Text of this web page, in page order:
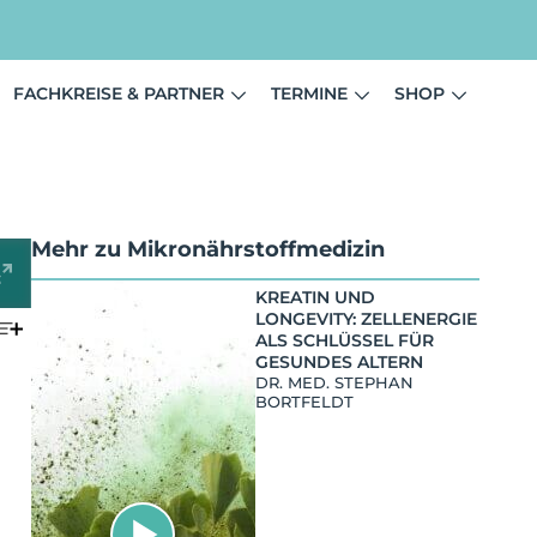
FACHKREISE & PARTNER TERMINE SHOP
Mehr zu Mikronährstoffmedizin
KREATIN UND
LONGEVITY: ZELLENERGIE
ALS SCHLÜSSEL FÜR
GESUNDES ALTERN
DR. MED. STEPHAN
BORTFELDT